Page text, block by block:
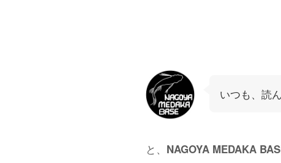
いつも、読
と、 NAGOYA MEDAKA